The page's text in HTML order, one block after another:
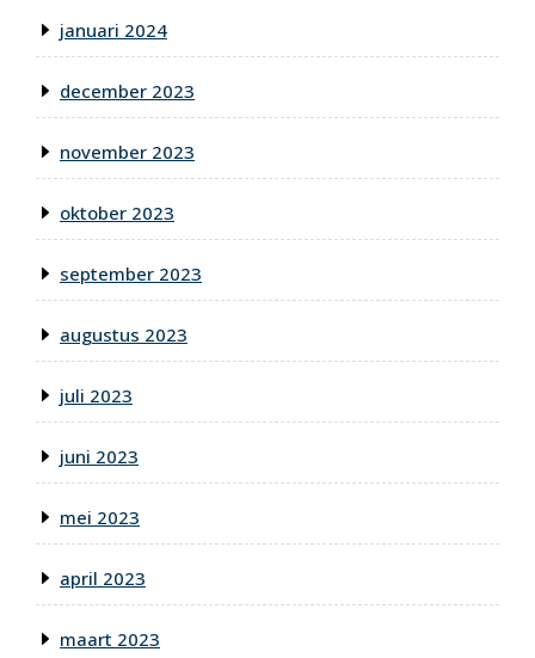
januari 2024
december 2023
november 2023
oktober 2023
september 2023
augustus 2023
juli 2023
juni 2023
mei 2023
april 2023
maart 2023